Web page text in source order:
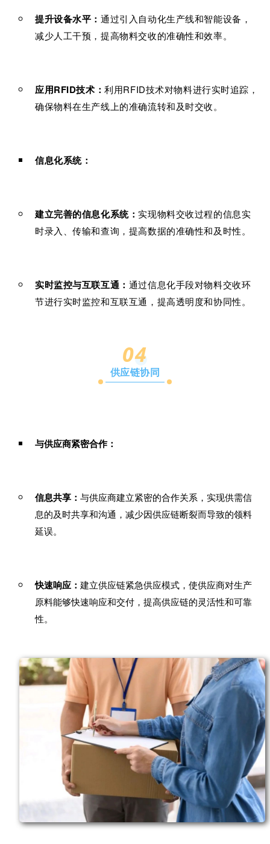
提升设备水平：通过引入自动化生产线和智能设备，
减少人工干预，提高物料交收的准确性和效率。
应用RFID技术：利用RFID技术对物料进行实时追踪，
确保物料在生产线上的准确流转和及时交收。
信息化系统：
建立完善的信息化系统：实现物料交收过程的信息实
时录入、传输和查询，提高数据的准确性和及时性。
实时监控与互联互通： 通过信息化手段对物料交收环
节进行实时监控和互联互通，提高透明度和协同性。
04
供应链协同
与供应商紧密合作：
信息共享： 与供应商建立紧密的合作关系，实现供需信
息的及时共享和沟通，减少因供应链断裂而导致的领料
延误。
快速响应： 建立供应链紧急供应模式，使供应商对生产
原料能够快速响应和交付，提高供应链的灵活性和可靠
性。